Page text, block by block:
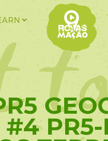
#4